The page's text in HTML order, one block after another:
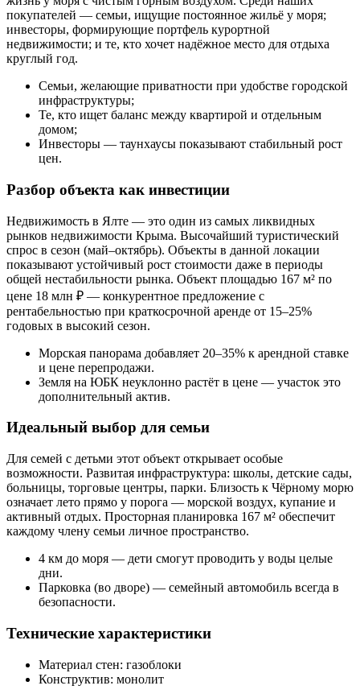
покупателей — семьи, ищущие постоянное жильё у моря;
инвесторы, формирующие портфель курортной
недвижимости; и те, кто хочет надёжное место для отдыха
круглый год.
Семьи, желающие приватности при удобстве городской
инфраструктуры;
Те, кто ищет баланс между квартирой и отдельным
домом;
Инвесторы — таунхаусы показывают стабильный рост
цен.
Разбор объекта как инвестиции
Недвижимость в Ялте — это один из самых ликвидных
рынков недвижимости Крыма. Высочайший туристический
спрос в сезон (май–октябрь). Объекты в данной локации
показывают устойчивый рост стоимости даже в периоды
общей нестабильности рынка. Объект площадью 167 м² по
цене 18 млн ₽ — конкурентное предложение с
рентабельностью при краткосрочной аренде от 15–25%
годовых в высокий сезон.
Морская панорама добавляет 20–35% к арендной ставке
и цене перепродажи.
Земля на ЮБК неуклонно растёт в цене — участок это
дополнительный актив.
Идеальный выбор для семьи
Для семей с детьми этот объект открывает особые
возможности. Развитая инфраструктура: школы, детские сады,
больницы, торговые центры, парки. Близость к Чёрному морю
означает лето прямо у порога — морской воздух, купание и
активный отдых. Просторная планировка 167 м² обеспечит
каждому члену семьи личное пространство.
4 км до моря — дети смогут проводить у воды целые
дни.
Парковка (во дворе) — семейный автомобиль всегда в
безопасности.
Технические характеристики
Материал стен: газоблоки
Конструктив: монолит